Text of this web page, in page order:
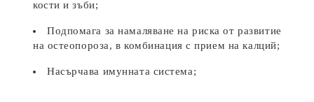
кости и зъби;
Подпомага за намаляване на риска от развитие
на остеопороза, в комбинация с прием на калций;
Насърчава имунната система;